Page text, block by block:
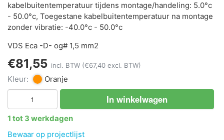
kabelbuitentemperatuur tijdens montage/handeling: 5.0°c
- 50.0°c, Toegestane kabelbuitentemperatuur na montage
zonder vibratie: -40.0°c - 50.0°c
VDS Eca -D- og# 1,5 mm2
€81,55 incl. BTW (€67,40 excl. BTW)
Kleur: Oranje
In winkelwagen
1 tot 3 werkdagen
Bewaar op projectlijst